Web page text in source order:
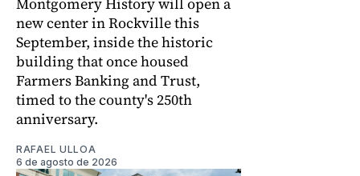
new center in Rockville this
September, inside the historic
building that once housed
Farmers Banking and Trust,
timed to the county's 250th
anniversary.
RAFAEL ULLOA
6 de agosto de 2026